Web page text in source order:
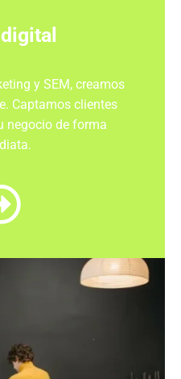
y SEM, creamos
. Captamos clientes
negociode forma